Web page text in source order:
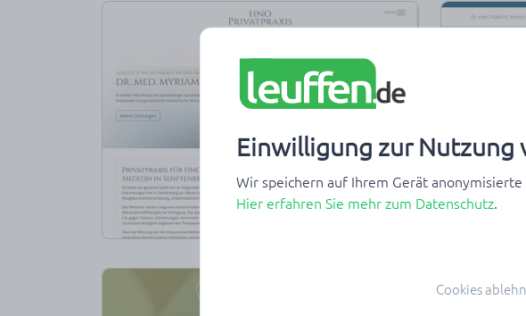
Einwilligung zur Nutzung
Wir speichern auf Ihrem Gerät
Hier erfahren Sie mehr zum Datenschutz.
Cookies